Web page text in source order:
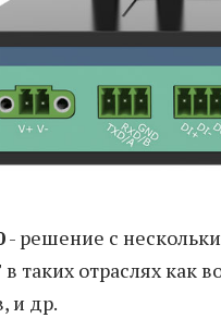
- решение с
таких отраслях как
и др.